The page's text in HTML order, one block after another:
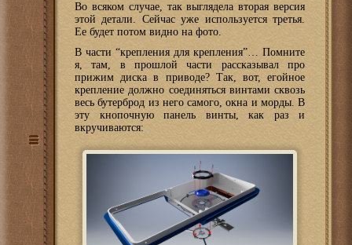
Во всяком случае, так выглядела вторая версия
этой детали. Сейчас уже используется третья.
Ее будет потом видно на фото.
В части “крепления для крепления”… Помните
я, там, в прошлой части рассказывал про
прижим диска в приводе? Так, вот, егойное
крепление должно соединяться винтами сквозь
весь бутерброд из него самого, окна и морды. В
эту кнопочную панель винты, как раз и
вкручиваются: